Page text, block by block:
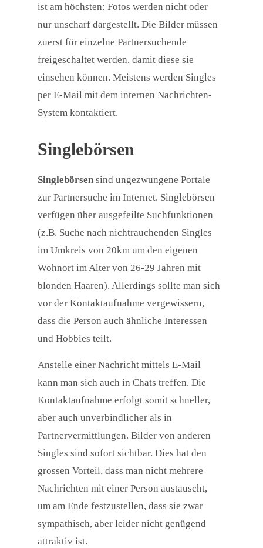
ist am höchsten: Fotos werden nicht oder
nur unscharf dargestellt. Die Bilder müssen
zuerst für einzelne Partnersuchende
freigeschaltet werden, damit diese sie
einsehen können. Meistens werden Singles
per E-Mail mit dem internen Nachrichten-
System kontaktiert.
Singlebörsen
Singlebörsen sind ungezwungene Portale
zur Partnersuche im Internet. Singlebörsen
verfügen über ausgefeilte Suchfunktionen
(z.B. Suche nach nichtrauchenden Singles
im Umkreis von 20km um den eigenen
Wohnort im Alter von 26-29 Jahren mit
blonden Haaren). Allerdings sollte man sich
vor der Kontaktaufnahme vergewissern,
dass die Person auch ähnliche Interessen
und Hobbies teilt.
Anstelle einer Nachricht mittels E-Mail
kann man sich auch in Chats treffen. Die
Kontaktaufnahme erfolgt somit schneller,
aber auch unverbindlicher als in
Partnervermittlungen. Bilder von anderen
Singles sind sofort sichtbar. Dies hat den
grossen Vorteil, dass man nicht mehrere
Nachrichten mit einer Person austauscht,
um am Ende festzustellen, dass sie zwar
sympathisch, aber leider nicht genügend
attraktiv ist.